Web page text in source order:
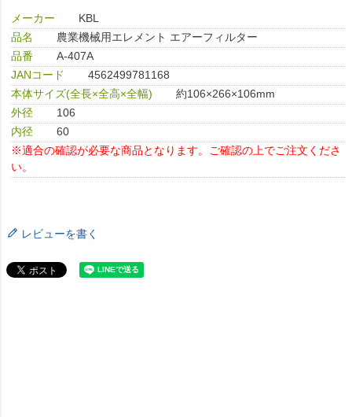
メーカー
KBL
品名
農業機械用エレメント エアーフィルター
品番
A-407A
JANコード
4562499781168
本体サイズ(全長×全高×全幅)
約106×266×106mm
外径
106
内径
60
※適合の確認が必要な商品となります。ご確認の上でご注文くださ
い。
レビューを書く